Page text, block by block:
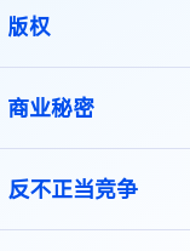
版权
商业秘密
反不正当竞争